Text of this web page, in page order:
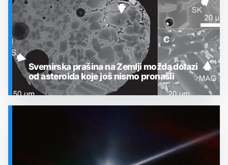
Svemirska prašina na Zemlji možda dolazi
od asteroida koje još nismo pronašli